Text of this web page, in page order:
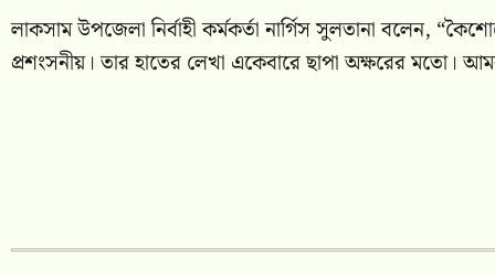
লাকসাম উপজেলা নির্বাহী কর্মকর্তা নার্গিস সুলতানা বলেন,
প্রশংসনীয়। তার হাতের লেখা একেবারে ছাপা অক্ষরের মতো।